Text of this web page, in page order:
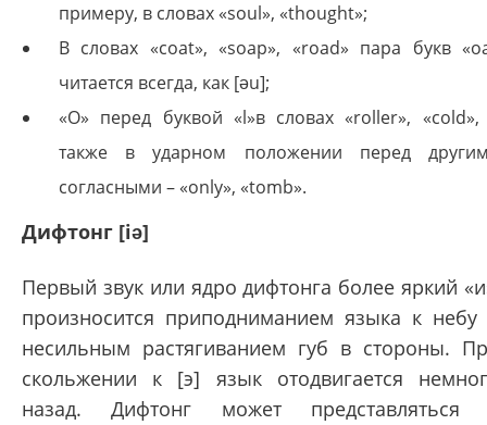
примеру, в словах «soul», «thought»;
В словах «coat», «soap», «road» пара букв
читается всегда, как [əu];
«O» перед буквой «l»в словах «roller»,
также в ударном положении перед
согласными – «only», «tomb».
Дифтонг [iə]
Первый звук или ядро дифтонга более яркий
произносится приподниманием языка к небу
несильным растягиванием губ в стороны.
скольжении к [э] язык отодвигается
назад. Дифтонг может представляться